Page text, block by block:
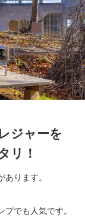
ジャーを
リ！
ります。
でも人気です。